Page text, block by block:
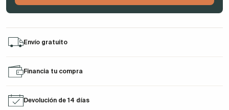
Envío gratuito
Financia tu compra
Devolución de 14 días